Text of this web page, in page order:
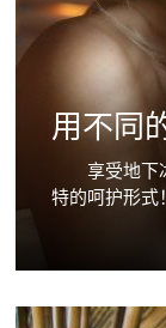
用不同
享受地下冰
特的呵护形式！